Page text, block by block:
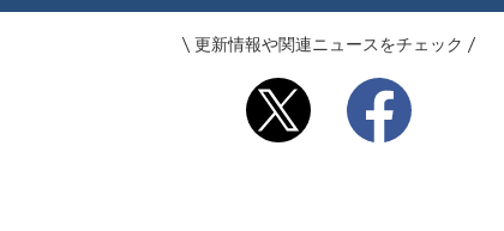
更新情報や関連ニュースをチェック